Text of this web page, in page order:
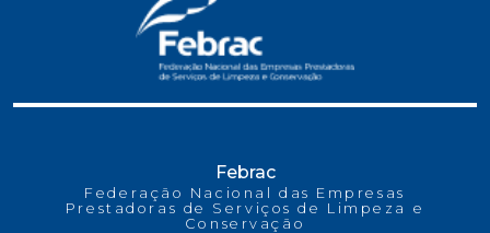
Febrac
Federação Nacional das Empresas
Prestadoras de Serviços de Limpeza e
Conservação